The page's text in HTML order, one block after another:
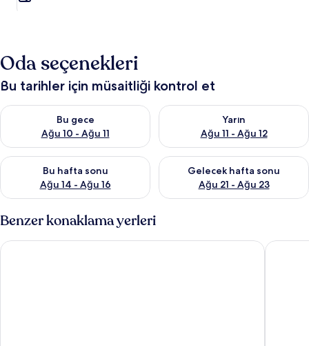
Oda seçenekleri
Bu tarihler için müsaitliği kontrol et
Bu gece
Ağu 10 - Ağu 11
Bu gece için müsaitliği kontrol et Ağu 10 - Ağu 11
Yarın
Ağu 11 - Ağu 12
Yarın için müsaitliği kontrol et
Bu hafta sonu
Ağu 14 - Ağu 16
Bu hafta sonu için müsaitliği kontrol et Ağu 14 - Ağu 16
Gelecek hafta sonu
Ağu 21 - Ağu 23
Önümüzdeki hafta sonu için
Benzer konaklama yerleri
J Resort Circus